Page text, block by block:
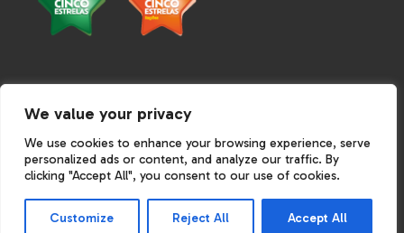
We value your privacy
We use cookies to enhance your browsing experience, serve
personalized ads or content, and analyze our traffic. By
clicking "Accept All", you consent to our use of cookies.
Customize Reject All Accept All
TERMOS E CONDIÇÕES
POLÍTICA DE PRIVACIDADE
POLÍTICA DE COOKIES
©Cinco-estrelas 2026. All Rights Reserved.